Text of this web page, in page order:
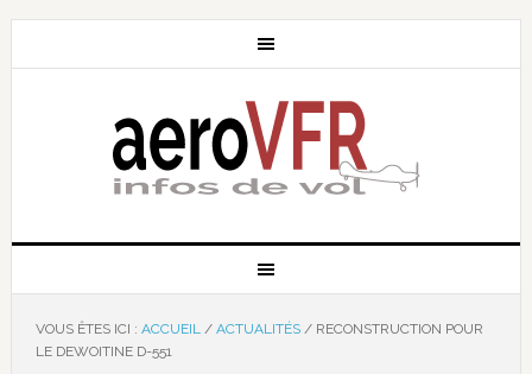
VOUS ÊTES ICI : ACCUEIL / ACTUALITÉS /RECONSTRUCTION POUR
LE DEWOITINE D-551